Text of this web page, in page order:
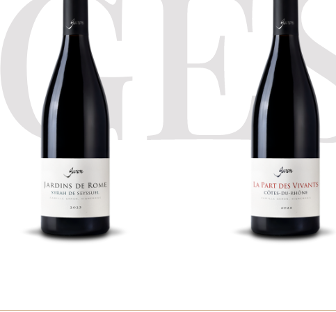
Rome
Syrah de
Seyssuel
Cuvée aux tannins de velours,
issue de nos vignobles du
Nord de Vienne. Magnifique
terroir de schistes exposé
Sud-Ouest, cultivé depuis
l’époque Romaine. L’histoire en
DEMANDE
D'INFORMATIONS
vivants
Côtes-du-
Rhône
Sélection de Côtes Du
majoritairement à base de
Syrah. Elevé pour une
fûts de chêne. Soleil et
générosité dans le verre
DEMANDE